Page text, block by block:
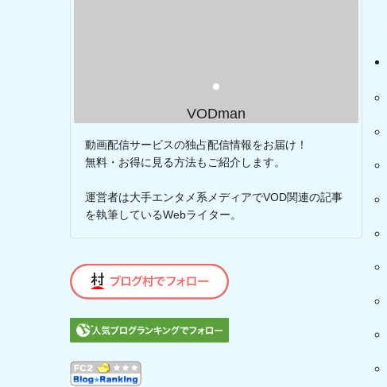
VODman
動画配信サービスの独占配信情報をお届け！
無料・お得に見る方法もご紹介します。
運営者は大手エンタメ系メディアでVOD関連の記事
を執筆しているWebライター。